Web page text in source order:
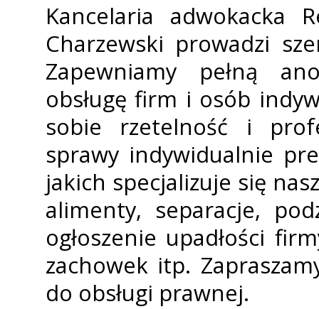
Kancelaria adwokacka
Charzewski prowadzi
Zapewniamy pełną
obsługę firm i osób
sobie rzetelność i
sprawy indywidualnie
jakich specjalizuje się
alimenty, separacje,
ogłoszenie upadłości
zachowek itp.
do obsługi prawnej.